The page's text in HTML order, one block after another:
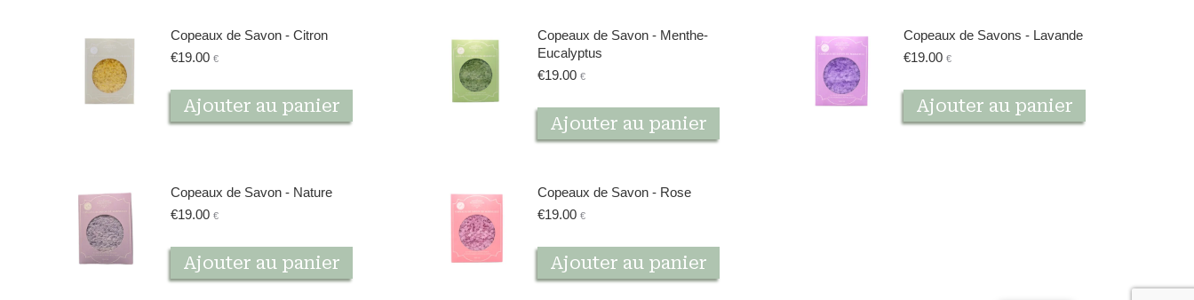
Copeaux de Savon - Citron
€19.00 €
Ajouter au panier
Copeaux de Savon - Menthe-
Eucalyptus
€19.00 €
Ajouter au panier
Copeaux de Savons - Lavande
€19.00 €
Ajouter au panier
Copeaux de Savon - Nature
€19.00 €
Ajouter au panier
Copeaux de Savon - Rose
€19.00 €
Ajouter au panier